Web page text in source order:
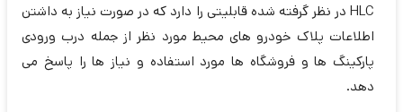
HLC در نظر گرفته شده قابلیتی را دارد که در صورت نیاز به داشتن
اطلاعات پلاک خودرو های محیط مورد نظر از جمله درب ورودی
پارکینگ ها و فروشگاه ها مورد استفاده و نیاز ها را پاسخ می
دهد.